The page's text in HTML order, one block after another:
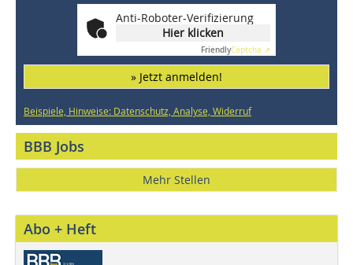
Anti-Roboter-Verifizierung
Hier klicken
FriendlyCaptcha ⇗
» Jetzt anmelden!
Beispiele, Hinweise: Datenschutz, Analyse, Widerruf
BBB Jobs
Mehr Stellen
Abo + Heft